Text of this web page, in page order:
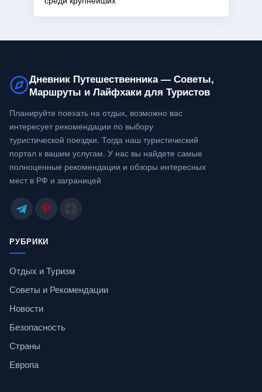
Дневник Путешественника — Советы,
Маршруты и Лайфхаки для Туристов
Планируйте поехать на отдых, возможно вас
интересует рекомендации по выбору
туристической поездки. Тогда наш туристический
портал к вашим услугам. У нас вы найдете самые
полноценные рекомендации и обзоры интересных
мест в РФ и заграницей
РУБРИКИ
Отдых и Туризм
Советы и Рекомендации
Новости
Безопасность
Страны
Европа